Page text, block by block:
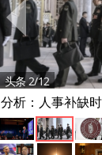
头条 2/12
分析：人事补缺